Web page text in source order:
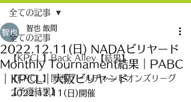
全ての記事
【KPCL】Back Alley【結果】
【KPCL】関西プールチャンピオンズリーグ
【予選結果】
全ての記事
2022.12.11(日) NADAビリヤード
Monthly Tournament結果｜PABC
｜KPCL｜大阪ビリヤード
智也 飯間
2022.12.11(日)開催